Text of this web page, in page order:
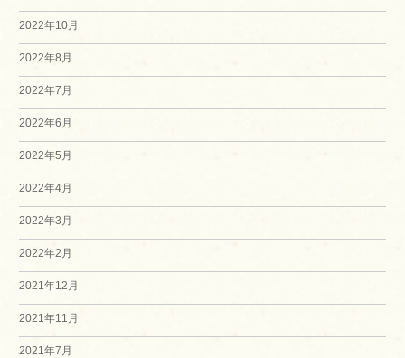
2022年10月
2022年8月
2022年7月
2022年6月
2022年5月
2022年4月
2022年3月
2022年2月
2021年12月
2021年11月
2021年7月